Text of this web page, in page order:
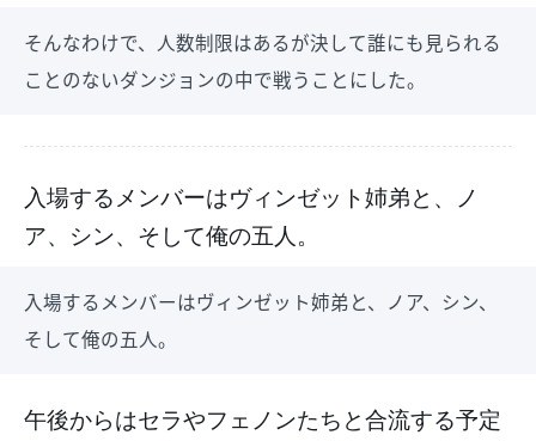
そんなわけで、人数制限はあるが決して誰にも見られる
ことのないダンジョンの中で戦うことにした。
入場するメンバーはヴィンゼット姉弟と、ノ
ア、シン、そして俺の五人。
入場するメンバーはヴィンゼット姉弟と、ノア、シン、
そして俺の五人。
午後からはセラやフェノンたちと合流する予定